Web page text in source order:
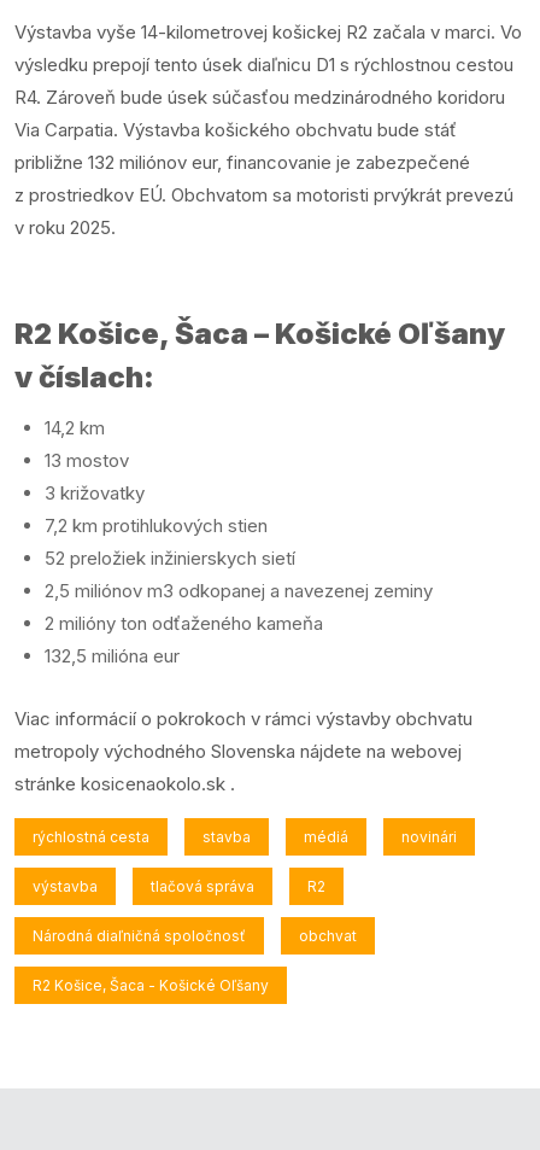
Výstavba vyše 14-kilometrovej košickej R2 začala v marci. Vo
výsledku prepojí tento úsek diaľnicu D1 s rýchlostnou cestou
R4. Zároveň bude úsek súčasťou medzinárodného koridoru
Via Carpatia. Výstavba košického obchvatu bude stáť
približne 132 miliónov eur, financovanie je zabezpečené
z prostriedkov EÚ. Obchvatom sa motoristi prvýkrát prevezú
v roku 2025.
R2 Košice, Šaca – Košické Oľšany
v číslach:
14,2 km
13 mostov
3 križovatky
7,2 km protihlukových stien
52 preložiek inžinierskych sietí
2,5 miliónov m3 odkopanej a navezenej zeminy
2 milióny ton odťaženého kameňa
132,5 milióna eur
Viac informácií o pokrokoch v rámci výstavby obchvatu
metropoly východného Slovenska nájdete na webovej
stránke kosicenaokolo.sk .
rýchlostná cesta stavba médiá novinári
výstavba tlačová správa R2
Národná diaľničná spoločnosť obchvat
R2 Košice, Šaca - Košické Oľšany